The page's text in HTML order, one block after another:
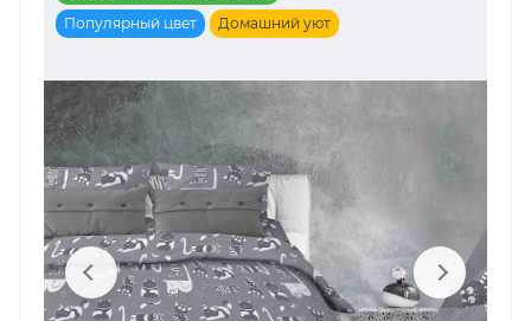
Популярный цвет
Домашний уют